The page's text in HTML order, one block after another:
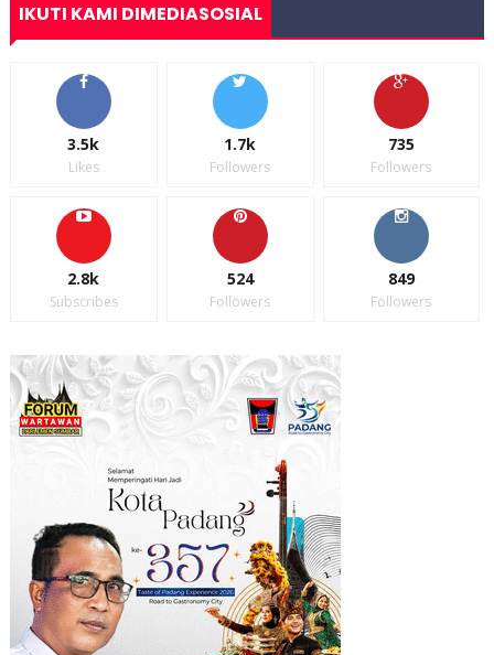
IKUTI KAMI DIMEDIASOSIAL
3.5k
Likes
1.7k
Followers
735
Followers
2.8k
Subscribes
524
Followers
849
Followers